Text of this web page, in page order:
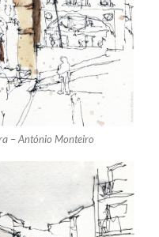
–António Monteiro